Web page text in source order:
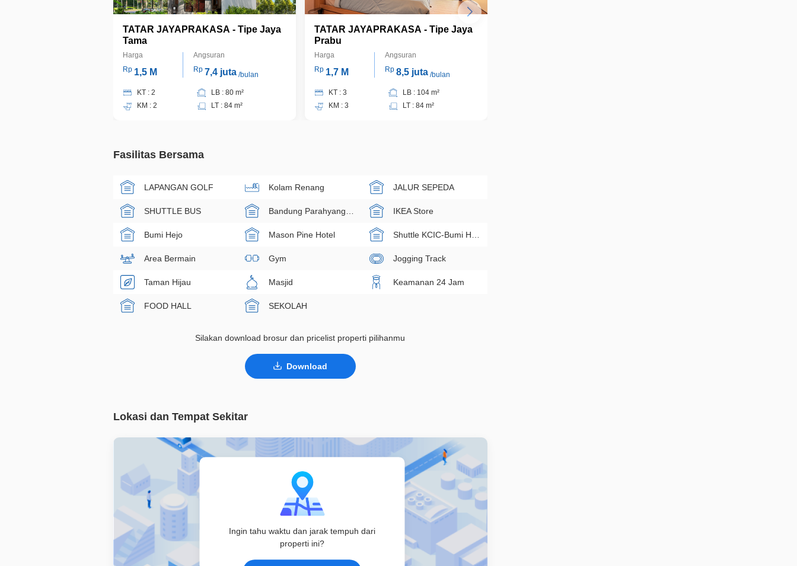
TATAR JAYAPRAKASA - Tipe Jaya
Tama
Harga
Rp 1,5 M
Angsuran
Rp 7,4 juta /bulan
KT : 2
KM : 2
LB : 80 m²
LT : 84 m²
TATAR JAYAPRAKASA - Tipe Jaya
Prabu
Harga
Rp 1,7 M
Angsuran
Rp 8,5 juta /bulan
KT : 3
KM : 3
LB : 104 m²
LT : 84 m²
Fasilitas Bersama
LAPANGAN GOLF Kolam Renang JALUR SEPEDA
SHUTTLE BUS IKEA Store
Bumi Hejo Mason Pine Hotel
Area Bermain Gym Jogging Track
Taman Hijau Masjid Keamanan 24 Jam
FOOD HALL SEKOLAH
Silakan download brosur dan pricelist properti pilihanmu
Download
Lokasi dan Tempat Sekitar
Ingin tahu waktu dan jarak tempuh dari
properti ini?